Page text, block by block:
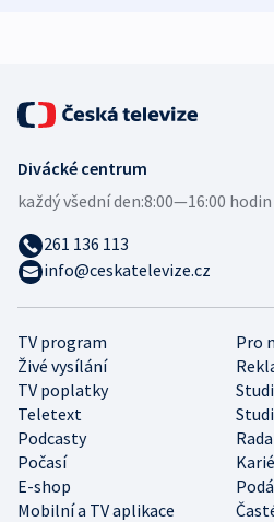
TV program
Pro
Živé vysílání
TV poplatky
Teletext
Podcasty
Počasí
E-shop
Mobilní a TV aplikace
Divácké centrum
každý všední den:8:00—16:00 hodin
261 136 113
info@ceskatelevize.cz